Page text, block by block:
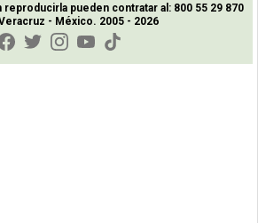
pueden contratar al: 800 55 29 870
- México. 2005 - 2026